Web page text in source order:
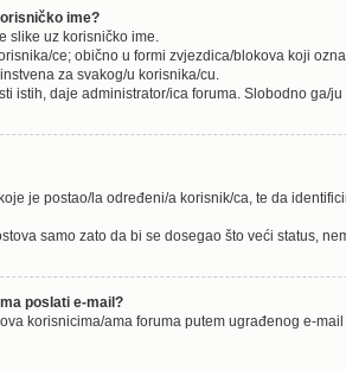
ime?
slike uz korisničko ime.
ce; obično u formi zvjezdica/blokova koji
za svakog/u korisnika/cu.
istih, daje administrator/ica foruma. Slobodno ga/
je postao/la određeni/a korisnik/ca, te da
samo zato da bi se dosegao što veći status,
poslati e-mail?
korisnicima/ama foruma putem ugrađenog e-